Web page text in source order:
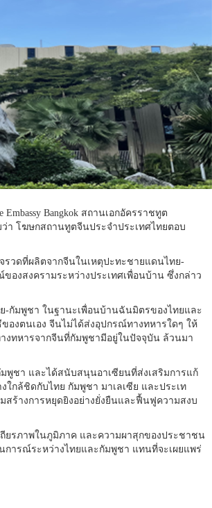
Bangkok สถานเอกอัครราชทูต
โฆษกสถานทูตจีนประจำประเทศไทยตอบ
รวดที่ผลิตจากจีนในเหตุปะทะชายแดนไทย-
องสงครามระหว่างประเทศเพื่อนบ้าน ซึ่งกล่าว
-กัมพูชา ในฐานะเพื่อนบ้านฉันมิตรของไทยและ
งตนเอง จีนไม่ได้ส่งอุปกรณ์ทางทหารใดๆ ให้
งทหารจากจีนที่กัมพูชามีอยู่ในปัจจุบัน ล้วนมา
ชา และได้สนับสนุนอาเซียนที่ส่งเสริมการแก้
ใกล้ชิดกับไทย กัมพูชา มาเลเซีย และประเท
ร้างการหยุดยิงอย่างยั่งยืนและฟื้นฟูความสงบ
ถียรภาพในภูมิภาค และความผาสุกของประชาชน
ารณ์ระหว่างไทยและกัมพูชา แทนที่จะเผยแพร่